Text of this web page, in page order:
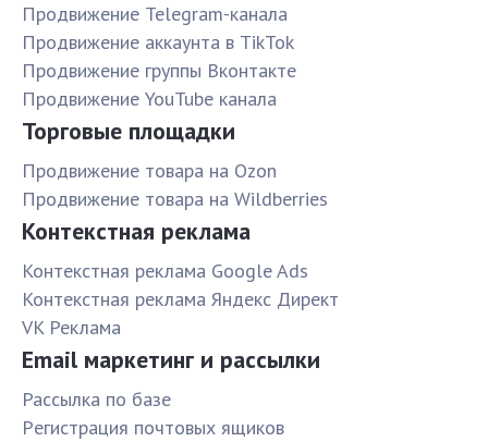
Продвижение Telegram-канала
Продвижение аккаунта в TikTok
Продвижение группы Вконтакте
Продвижение YouTube канала
Торговые площадки
Продвижение товара на Ozon
Продвижение товара на Wildberries
Контекстная реклама
Контекстная реклама Google Ads
Контекстная реклама Яндекс Директ
VK Реклама
Email маркетинг и рассылки
Рассылка по базе
Pегистрация почтовых ящиков